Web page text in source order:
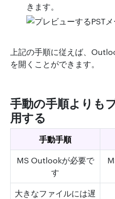
きます。
上記の手順に従えば、
を開くことができます。
手動の手順よりも
用する
手動手順
MS Outlookが必要で
す
大きなファイルには遅